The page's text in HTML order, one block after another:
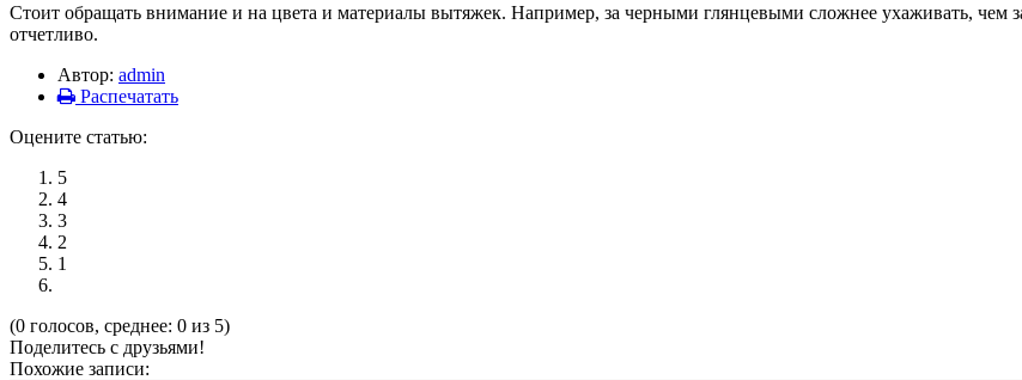
Стоит обращать внимание и на цвета и материалы вытяжек. Например, за черными глянцевыми сложнее ухаживать, чем
отчетливо.
Автор: admin
Распечатать
Оцените статью:
5
4
3
2
1
(0 голосов, среднее: 0 из 5)
Поделитесь с друзьями!
Похожие записи: